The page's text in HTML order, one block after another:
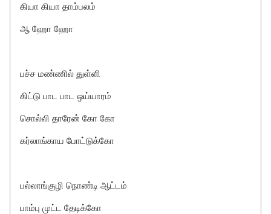
கியா கியா தாம்பலம்
ஆ ஹோ ஹோ
பச்ச மண்ணில் துள்ளி
கிட்டு பாட பாட ஒய்யாரம்
சொல்லி தாரேன் கோ கோ
கர்லாங்காய போட்டுக்கோ
பல்லாங்குழி நொண்டி ஆட்டம்
பாம்பு முட்ட தேடிக்கோ